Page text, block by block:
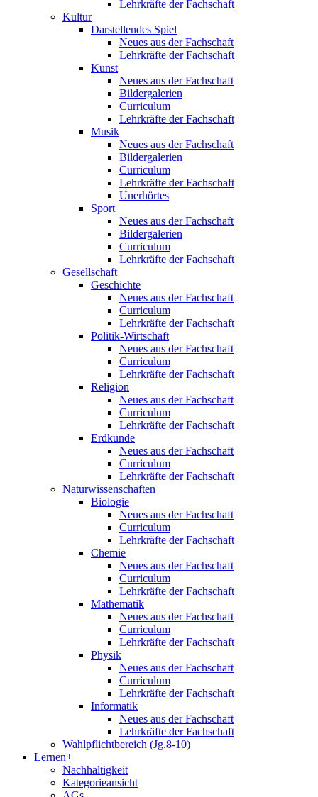
Lehrkräfte der Fachschaft
Kultur
Darstellendes Spiel
Neues aus der Fachschaft
Lehrkräfte der Fachschaft
Kunst
Neues aus der Fachschaft
Bildergalerien
Curriculum
Lehrkräfte der Fachschaft
Musik
Neues aus der Fachschaft
Bildergalerien
Curriculum
Lehrkräfte der Fachschaft
Unerhörtes
Sport
Neues aus der Fachschaft
Bildergalerien
Curriculum
Lehrkräfte der Fachschaft
Gesellschaft
Geschichte
Neues aus der Fachschaft
Curriculum
Lehrkräfte der Fachschaft
Politik-Wirtschaft
Neues aus der Fachschaft
Curriculum
Lehrkräfte der Fachschaft
Religion
Neues aus der Fachschaft
Curriculum
Lehrkräfte der Fachschaft
Erdkunde
Neues aus der Fachschaft
Curriculum
Lehrkräfte der Fachschaft
Naturwissenschaften
Biologie
Neues aus der Fachschaft
Curriculum
Lehrkräfte der Fachschaft
Chemie
Neues aus der Fachschaft
Curriculum
Lehrkräfte der Fachschaft
Mathematik
Neues aus der Fachschaft
Curriculum
Lehrkräfte der Fachschaft
Physik
Neues aus der Fachschaft
Curriculum
Lehrkräfte der Fachschaft
Informatik
Neues aus der Fachschaft
Lehrkräfte der Fachschaft
Wahlpflichtbereich (Jg.8-10)
Lernen+
Nachhaltigkeit
Kategorieansicht